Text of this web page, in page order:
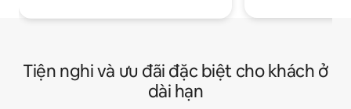
Tiện nghi và ưu đãi đặc biệt cho khách ở
dài hạn